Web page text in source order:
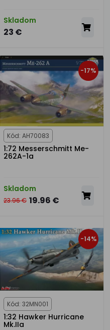
Skladom
23 €
-17%
Kód: AH70083
1:72 Messerschmitt Me-
262A-1a
Skladom
23.96 € 19.96 €
-14%
Kód: 32MN001
1:32 Hawker Hurricane
Mk.IIa